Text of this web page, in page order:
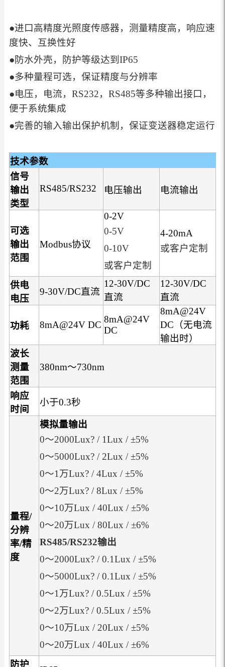
●进口高精度光照度传感器，测量精度高，响应速
度快、互换性好
●防水外壳，防护等级达到IP65
●多种量程可选，保证精度与分辨率
●电压，电流，RS232，RS485等多种输出接口，
便于系统集成
●完善的输入输出保护机制，保证变送器稳定运行
技术参数
信号
输出
类型
RS485/RS232 电压输出 电流输出
可选
输出
范围
Modbus协议
0-2V
0-5V
0-10V
或客户定制
4-20mA
或客户定制
供电
电压
9-30V/DC直流
12-30V/DC
直流
12-30V/DC
直流
功耗 8mA@24V DC
8mA@24V
DC
8mA@24V
DC（无电流
输出时）
波长
测量
范围
380nm～730nm
响应
时间
小于0.3秒
量程/
分辨
率/精
度
模拟量输出
0～2000Lux? / 1Lux / ±5%
0～5000Lux? / 2Lux / ±5%
0～1万Lux? / 4Lux / ±5%
0～2万Lux? / 8Lux / ±5%
0～10万Lux / 40Lux / ±5%
0～20万Lux / 80Lux / ±6%
RS485/RS232输出
0～2000Lux? / 0.1Lux / ±5%
0～5000Lux? / 0.1Lux / ±5%
0～1万Lux? / 0.5Lux / ±5%
0～2万Lux? / 0.5Lux / ±5%
0～10万Lux / 20Lux / ±5%
0～20万Lux / 40Lux / ±6%
防护